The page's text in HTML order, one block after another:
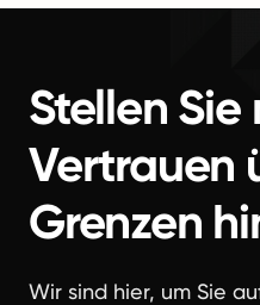
Stellen Sie
Vertrauen
Grenzen
Wir sind hier, um Sie